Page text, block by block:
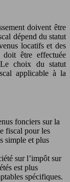
doivent être
dépend du statut
locatifs et des
doit être effectuée
Le choix du statut
applicable à la
fonciers sur la
fiscal pour les
simple et plus
sur l’impôt sur
est plus
spécifiques.